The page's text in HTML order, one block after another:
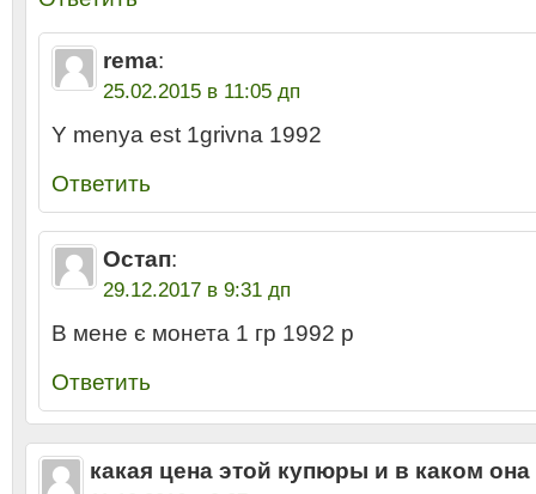
rema:
25.02.2015 в 11:05 дп
Y menya est 1grivna 1992
Ответить
Остап:
29.12.2017 в 9:31 дп
В мене є монета 1 гр 1992 р
Ответить
какая цена этой купюры и в каком